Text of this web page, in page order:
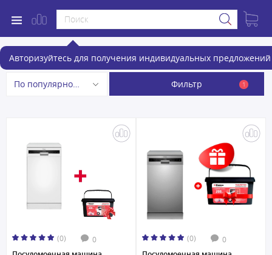
Авторизуйтесь для получения индивидуальных предложений
Посудомоечные машины
По популярности Фильтр 1
(0) 0 (0) 0